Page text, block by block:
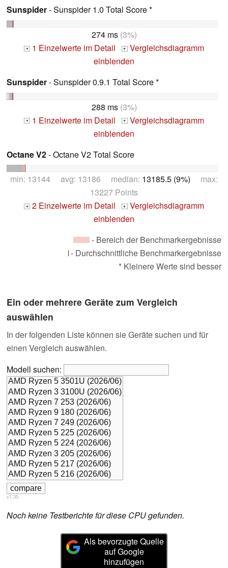
Sunspider- Sunspider 1.0 Total Score *
274 ms(3%)
+ 1 Einzelwerte im Detail + Vergleichsdiagramm
einblenden
Sunspider- Sunspider 0.9.1 Total Score *
288 ms(3%)
+ 1 Einzelwerte im Detail + Vergleichsdiagramm
einblenden
Octane V2- Octane V2 Total Score
min: 13144 avg: 13186 median: 13185.5 (9%) max:
13227 Points
+ 2 Einzelwerte im Detail + Vergleichsdiagramm
einblenden
- Bereich der Benchmarkergebnisse
- Durchschnittliche Benchmarkergebnisse
* Kleinere Werte sind besser
Ein oder mehrere Geräte zum Vergleich
auswählen
In der folgenden Liste können sie Geräte suchen und für
einen Vergleich auswählen.
Modell suchen:
v1.35
Noch keine Testberichte für diese CPU gefunden.
Als bevorzugte Quelle
auf Google
hinzufügen